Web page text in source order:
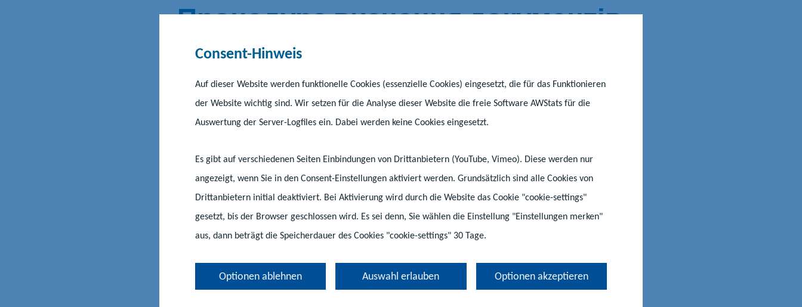
Consent-Hinweis
Auf dieser Website werden funktionelle Cookies (essenzielle Cookies) eingesetzt, die für das Funktionieren
der Website wichtig sind. Wir setzen für die Analyse dieser Website die freie Software AWStats für die
Auswertung der Server-Logfiles ein. Dabei werden keine Cookies eingesetzt.
Es gibt auf verschiedenen Seiten Einbindungen von Drittanbietern (YouTube, Vimeo). Diese werden nur
angezeigt, wenn Sie in den Consent-Einstellungen aktiviert werden. Grundsätzlich sind alle Cookies von
Drittanbietern initial deaktiviert. Bei Aktivierung wird durch die Website das Cookie "cookie-settings"
gesetzt, bis der Browser geschlossen wird. Es sei denn, Sie wählen die Einstellung "Einstellungen merken"
aus, dann beträgt die Speicherdauer des Cookies "cookie-settings" 30 Tage.
Optionen ablehnen Auswahl erlauben Optionen akzeptieren
Процедура визнання документів
про освіту та подання заяви на
проведення цієї процедури у
федеральній землі Мекленбург-
Передня Померанія
Процедура офіційного визнання проводиться для іноземних свідоцтв про освіту/
документів про освіту, які підтверджують факт отримання повної середньої
освіти в країні їх видачі.